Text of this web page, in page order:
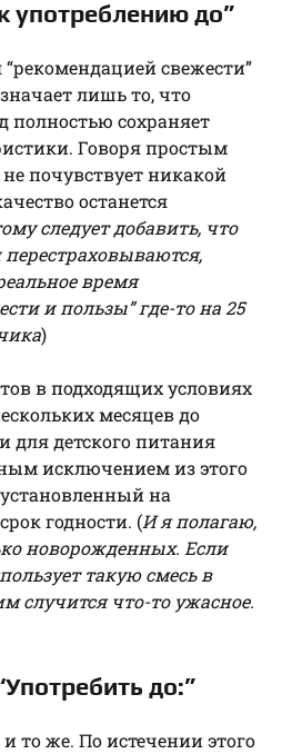
употреблению до”
“рекомендацией свежести”
лишь то, что
полностью сохраняет
Говоря простым
почувствует никакой
останется
следует добавить, что
время
и пользы” где-то на 25
)
в подходящих условиях
месяцев до
для детского питания
исключением из этого
на
годности. (И я полагаю,
новорожденных. Если
такую смесь в
случится что-то ужасное.
до:”
то же. По истечении этого